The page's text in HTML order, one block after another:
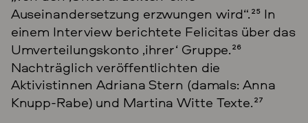
Auseinandersetzung erzwungen wird“.25 In
einem Interview berichtete Felicitas über das
Umverteilungskonto ‚ihrer‘ Gruppe.26
Nachträglich veröffentlichten die
Aktivistinnen Adriana Stern (damals: Anna
Knupp-Rabe) und Martina Witte Texte.27